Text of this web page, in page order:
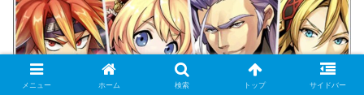
メニュー ホーム 検索 トップ サイドバー